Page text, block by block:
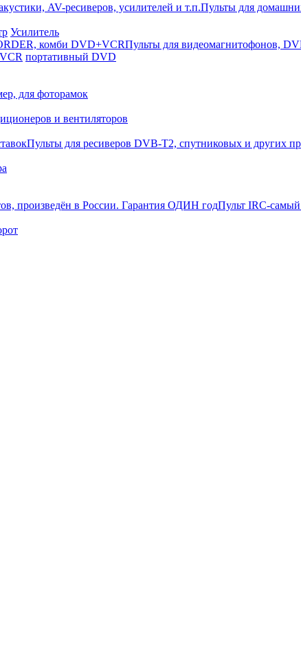
Пульты для
Усилитель
Пульты для видеомагнитофонов,
портативный DVD
для фоторамок
и вентиляторов
Пульты для ресиверов DVB-T2, спутниковых и других
Пульт IRC-самый